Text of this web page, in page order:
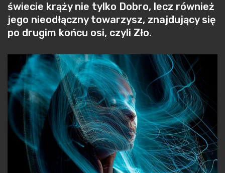
świecie krąży nie tylko Dobro, lecz również
jego nieodłączny towarzysz, znajdujący się
po drugim końcu osi, czyli Zło.